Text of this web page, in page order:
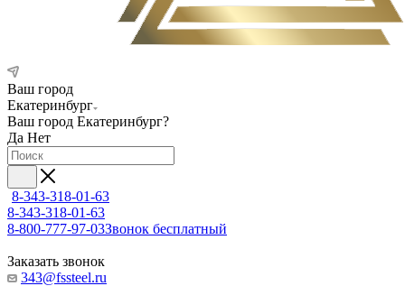
Ваш город
Екатеринбург
Ваш город Екатеринбург?
Да Нет
8-343-318-01-63
8-343-318-01-63
8-800-777-97-03Звонок бесплатный
Заказать звонок
343@fssteel.ru